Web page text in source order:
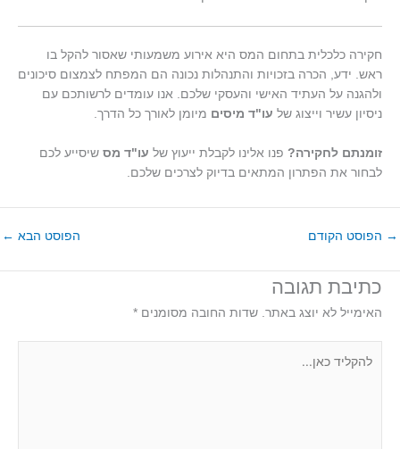
חקירה כלכלית בתחום המס היא אירוע משמעותי שאסור להקל בו
ראש. ידע, הכרה בזכויות והתנהלות נכונה הם המפתח לצמצום סיכונים
ולהגנה על העתיד האישי והעסקי שלכם. אנו עומדים לרשותכם עם
ניסיון עשיר וייצוג של עו"ד מיסים מיומן לאורך כל הדרך.
זומנתם לחקירה? פנו אלינו לקבלת ייעוץ של עו"ד מס שיסייע לכם
לבחור את הפתרון המתאים בדיוק לצרכים שלכם.
→ הפוסט הקודם הפוסט הבא ←
כתיבת תגובה
האימייל לא יוצג באתר. שדות החובה מסומנים *
כאן...